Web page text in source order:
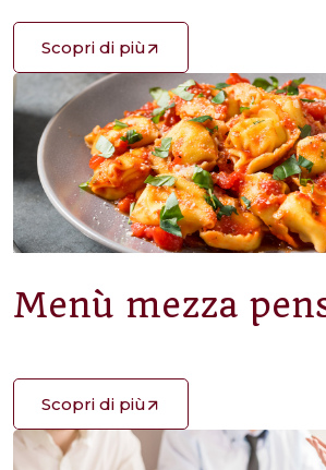
Scopri di più
Menù mezza
Scopri di più